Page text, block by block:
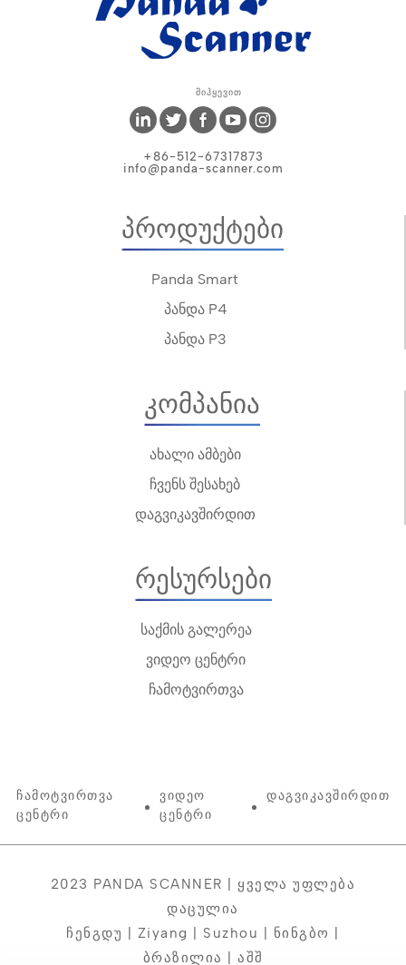
Მიჰყევით
+86-512-67317873
info@panda-scanner.com
Პროდუქტები
Panda Smart
პანდა P4
პანდა P3
Კომპანია
ახალი ამბები
ჩვენს შესახებ
დაგვიკავშირდით
Რესურსები
საქმის გალერეა
ვიდეო ცენტრი
ჩამოტვირთვა
Ჩამოტვირთვა
Ცენტრი
Ვიდეო
Ცენტრი
Დაგვიკავშირდით
2023 PANDA SCANNER | Ყველა Უფლება
Დაცულია
Ჩენგდუ | Ziyang | Suzhou | Ნინგბო |
Ბრაზილია | Აშშ